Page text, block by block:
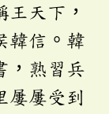
天下，
韓信。韓
，熟習兵
屢屢受到